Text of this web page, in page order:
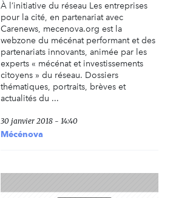
À l’initiative du réseau Les entreprises
pour la cité, en partenariat avec
Carenews, mecenova.org est la
webzone du mécénat performant et des
partenariats innovants, animée par les
experts « mécénat et investissements
citoyens » du réseau. Dossiers
thématiques, portraits, brèves et
actualités du ...
30 janvier 2018 - 14:40
Mécénova